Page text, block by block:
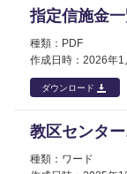
指定信施金
PDF
2026年1
ダウンロード
教区センタ
ワード